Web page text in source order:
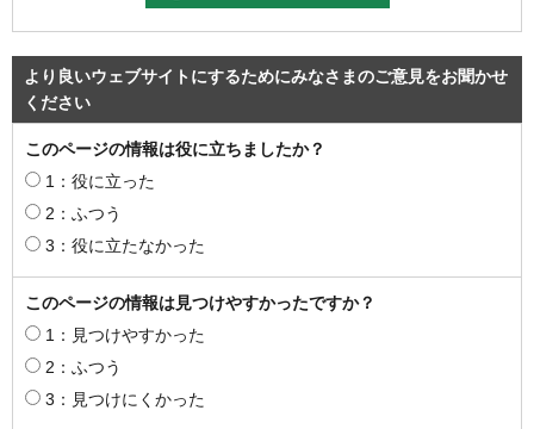
より良いウェブサイトにするためにみなさまのご意見をお聞かせ
ください
このページの情報は役に立ちましたか？
1：役に立った
2：ふつう
3：役に立たなかった
このページの情報は見つけやすかったですか？
1：見つけやすかった
2：ふつう
3：見つけにくかった